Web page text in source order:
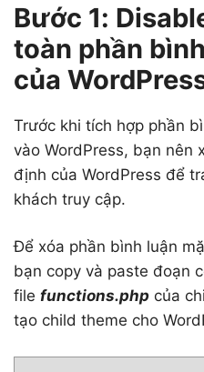
Bước 1:
toàn phần
của
Trước khi tích hợp phần
vào WordPress, bạn nên
định của WordPress để
khách truy cập.
Để xóa phần bình luận
bạn copy và paste đoạn
file functions.php của
tạo child theme cho